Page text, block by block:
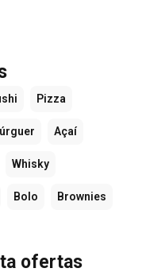
Pizza
Açaí
Whisky
Bolo Brownies
ofertas